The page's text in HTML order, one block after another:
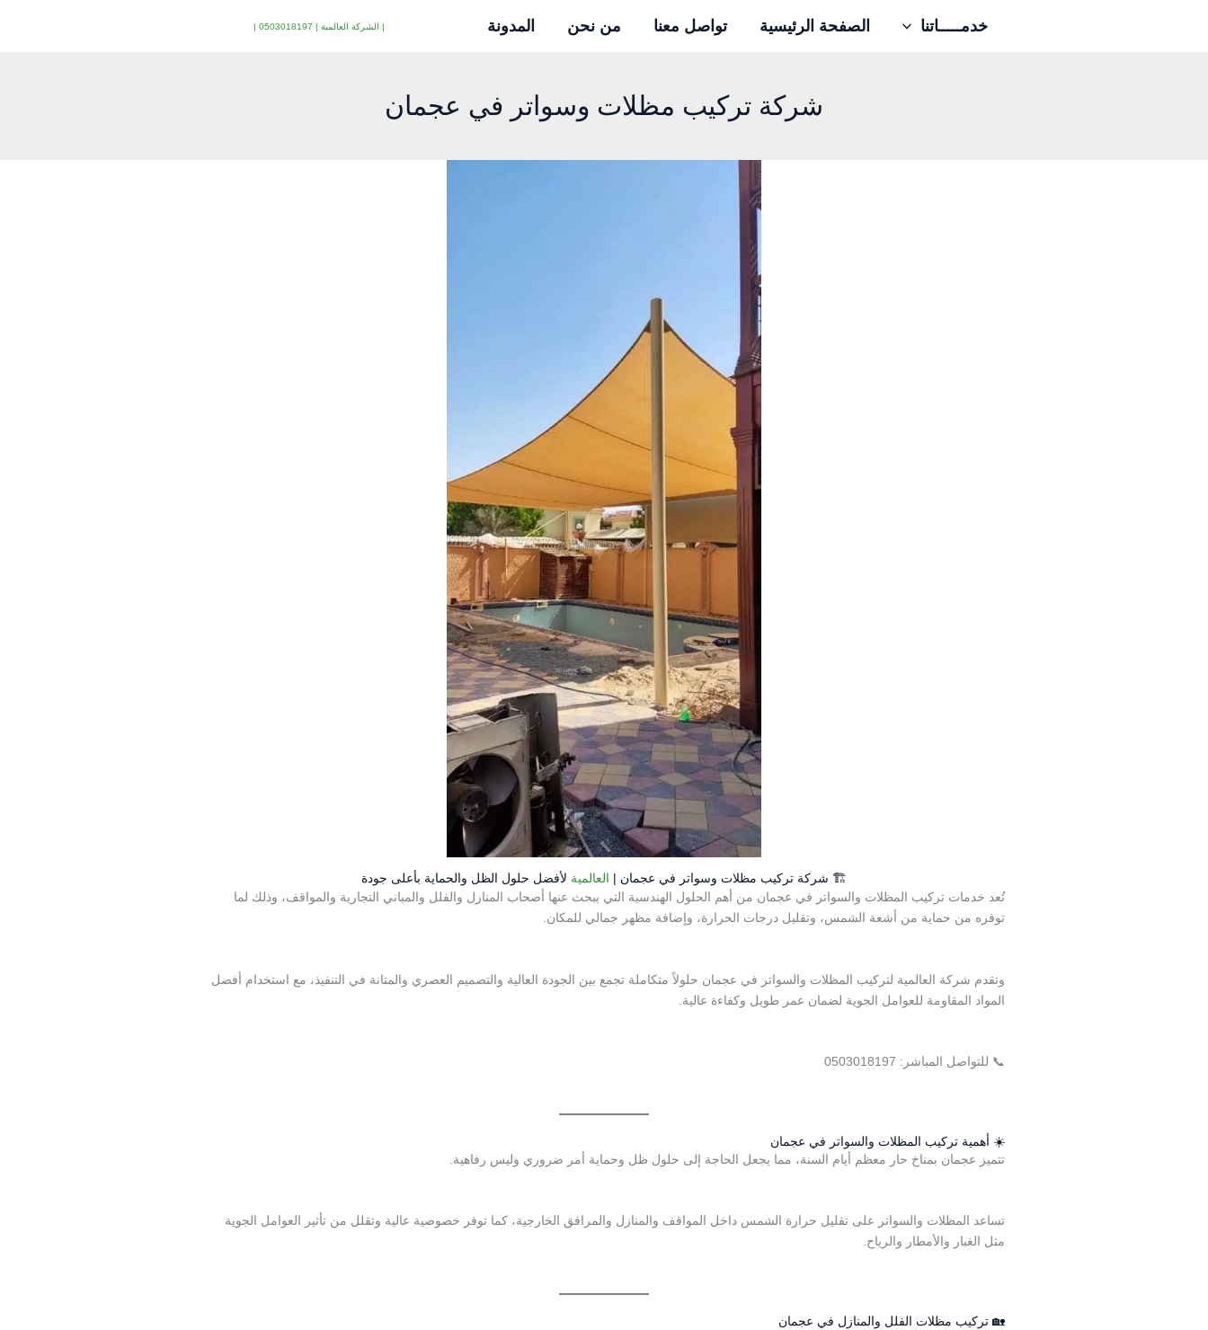
خدمـــــاتنا الصفحة الرئيسية تواصل معنا من نحن المدونة البحث
| الشركة العالمية | 0503018197 |
شركة تركيب مظلات وسواتر في عجمان
🏗️ شركة تركيب مظلات وسواتر في عجمان | العالمية لأفضل حلول الظل والحماية بأعلى جودة
تُعد خدمات تركيب المظلات والسواتر في عجمان من أهم الحلول الهندسية التي يبحث عنها أصحاب المنازل والفلل والمباني التجارية والمواقف، وذلك لما
توفره من حماية من أشعة الشمس، وتقليل درجات الحرارة، وإضافة مظهر جمالي للمكان.
وتقدم شركة العالمية لتركيب المظلات والسواتر في عجمان حلولاً متكاملة تجمع بين الجودة العالية والتصميم العصري والمتانة في التنفيذ، مع استخدام أفضل
المواد المقاومة للعوامل الجوية لضمان عمر طويل وكفاءة عالية.
📞 للتواصل المباشر: 0503018197
☀️ أهمية تركيب المظلات والسواتر في عجمان
تتميز عجمان بمناخ حار معظم أيام السنة، مما يجعل الحاجة إلى حلول ظل وحماية أمر ضروري وليس رفاهية.
تساعد المظلات والسواتر على تقليل حرارة الشمس داخل المواقف والمنازل والمرافق الخارجية، كما توفر خصوصية عالية وتقلل من تأثير العوامل الجوية
مثل الغبار والأمطار والرياح.
🏡 تركيب مظلات الفلل والمنازل في عجمان